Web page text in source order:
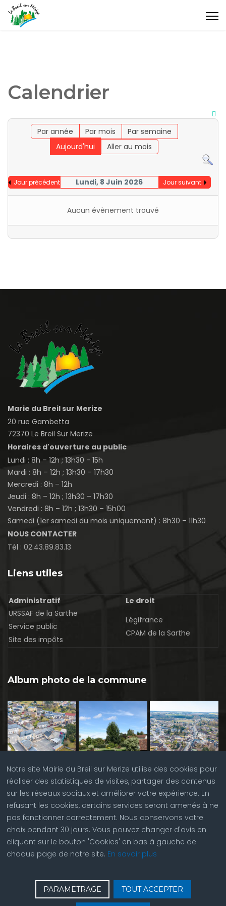
Calendrier
Par année Par mois
Par semaine
Aujourd'hui
Aller au mois
Jour précédent Lundi, 8 Juin 2026 Jour suivant
Aucun évènement trouvé
Marie du Breil sur Merize
20 rue Gambetta
72370 Le Breil Sur Merize
Horaires d'ouverture au public
Lundi : 8h – 12h ; 13h30 - 15h
Mardi : 8h – 12h ; 13h30 – 17h30
Mercredi : 8h – 12h
Jeudi : 8h – 12h ; 13h30 – 17h30
Vendredi : 8h – 12h ; 13h30 – 15h00
Samedi (1er samedi du mois uniquement) : 8h30 – 11h30
NOUS CONTACTER
Tél : 02.43.89.83.13
Notre site Mairie du Breil sur Merize utilise des cookies pour
réaliser des statistiques de visites, partager des contenus
sur les réseaux sociaux et améliorer votre expérience. En
refusant les cookies, certains services seront amenés à ne
pas fonctionner correctement. Nous conservons votre
choix pendant 30 jours. Vous pouvez changer d'avis en
cliquant sur le bouton 'Cookies' en bas à gauche de
chaque page de notre site. En savoir plus
PARAMETRAGE TOUT ACCEPTER
Liens utiles
Administratif
Le droit
URSSAF de la Sarthe
Service public
Site des impôts
Légifrance
CPAM de la Sarthe
Album photo de la commune
Contactez nous | © Copyright 2023 |Plan du site|
Réalisation du site parABC Site Web| Seconnecter| Accès